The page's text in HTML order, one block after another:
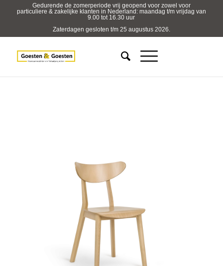
Gedurende de zomerperiode vrij geopend voor zowel voor
particuliere & zakelijke klanten in Nederland: maandag t/m vrijdag van
9.00 tot 16.30 uur
Zaterdagen gesloten t/m 25 augustus 2026.